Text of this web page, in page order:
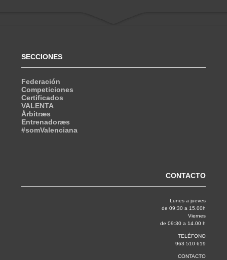
SECCIONES
Federación
Competiciones
Certificados
VALENTA
Árbitræs
Entrenadoræs
#somValenciana
CONTACTO
Lunes a jueves
de 09:30 a 15.00h
Viernes
de 09:30 a 14.00 h
TELÉFONO
963 510 619
CONTACTO